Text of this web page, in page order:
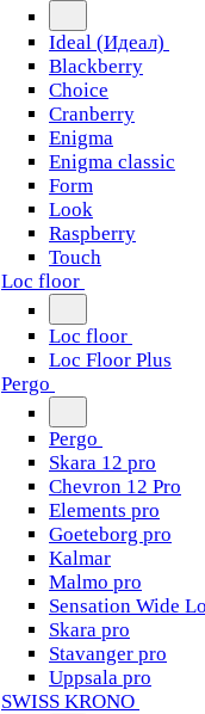
Ideal (Идеал)
Blackberry
Choice
Cranberry
Enigma
Enigma classic
Form
Look
Raspberry
Touch
Loc floor
Loc floor
Loc Floor Plus
Pergo
Pergo
Skara 12 pro
Chevron 12 Pro
Elements pro
Goeteborg pro
Kalmar
Malmo pro
Sensation Wide
Skara pro
Stavanger pro
Uppsala pro
SWISS KRONO